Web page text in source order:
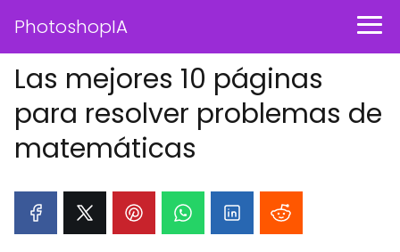
PhotoshopIA
Las mejores 10 páginas
para resolver problemas de
matemáticas